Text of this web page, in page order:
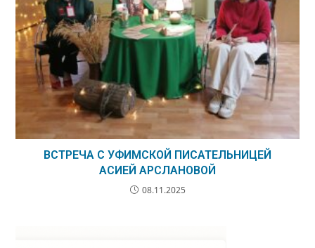
ВСТРЕЧА С УФИМСКОЙ ПИСАТЕЛЬНИЦЕЙ
АСИЕЙ АРСЛАНОВОЙ
08.11.2025